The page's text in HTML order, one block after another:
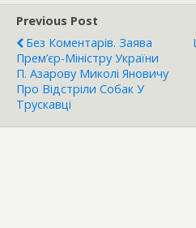
Previous Post
Без Коментарів. Заява
Прем’єр-Міністру України
П. Азарову Миколі Яновичу
Про Відстріли Собак У
Трускавці